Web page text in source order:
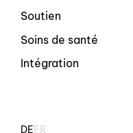
Soutien
Soins de santé
Intégration
DEFR